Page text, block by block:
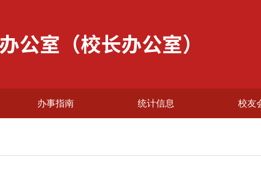
办事指南 统计信息 校友